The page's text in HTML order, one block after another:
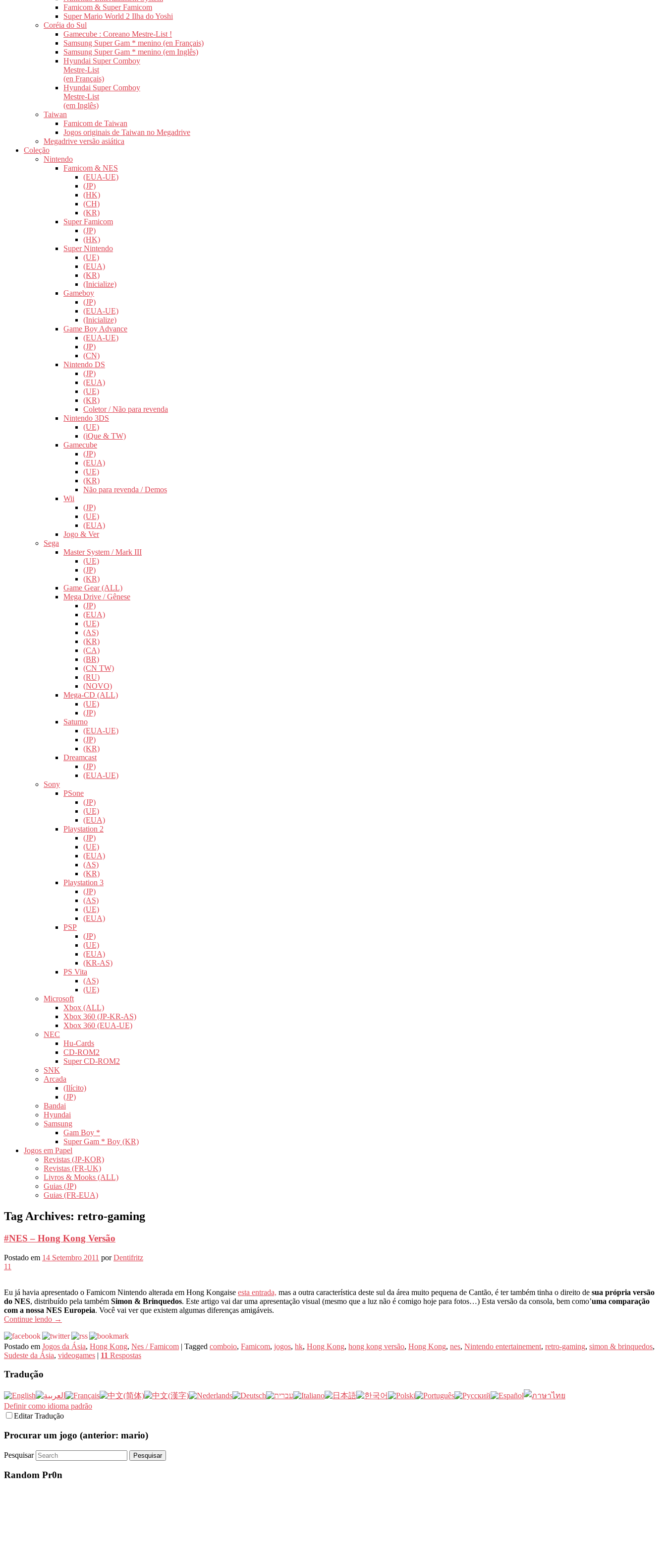
Famicom & Super Famicom
Super Mario World 2 Ilha do Yoshi
Coréia do Sul
Gamecube : Coreano Mestre-List !
Samsung Super Gam * menino (en Français)
Samsung Super Gam * menino (em Inglês)
Hyundai Super Comboy
Mestre-List
(en Français)
Hyundai Super Comboy
Mestre-List
(em Inglês)
Taiwan
Famicom de Taiwan
Jogos originais de Taiwan no Megadrive
Megadrive versão asiática
Coleção
Nintendo
Famicom & NES
(EUA-UE)
(JP)
(HK)
(CH)
(KR)
Super Famicom
(JP)
(HK)
Super Nintendo
(UE)
(EUA)
(KR)
(Inicialize)
Gameboy
(JP)
(EUA-UE)
(Inicialize)
Game Boy Advance
(EUA-UE)
(JP)
(CN)
Nintendo DS
(JP)
(EUA)
(UE)
(KR)
Coletor / Não para revenda
Nintendo 3DS
(UE)
(iQue & TW)
Gamecube
(JP)
(EUA)
(UE)
(KR)
Não para revenda / Demos
Wii
(JP)
(UE)
(EUA)
Jogo & Ver
Sega
Master System / Mark III
(UE)
(JP)
(KR)
Game Gear (ALL)
Mega Drive / Gênese
(JP)
(EUA)
(UE)
(AS)
(KR)
(CA)
(BR)
(CN TW)
(RU)
(NOVO)
Mega-CD (ALL)
(UE)
(JP)
Saturno
(EUA-UE)
(JP)
(KR)
Dreamcast
(JP)
(EUA-UE)
Sony
PSone
(JP)
(UE)
(EUA)
Playstation 2
(JP)
(UE)
(EUA)
(AS)
(KR)
Playstation 3
(JP)
(AS)
(UE)
(EUA)
PSP
(JP)
(UE)
(EUA)
(KR-AS)
PS Vita
(AS)
(UE)
Microsoft
Xbox (ALL)
Xbox 360 (JP-KR-AS)
Xbox 360 (EUA-UE)
NEC
Hu-Cards
CD-ROM2
Super CD-ROM2
SNK
Arcada
(Ilícito)
(JP)
Bandai
Hyundai
Samsung
Gam Boy *
Super Gam * Boy (KR)
Jogos em Papel
Revistas (JP-KOR)
Revistas (FR-UK)
Livros & Mooks (ALL)
Guias (JP)
Guias (FR-EUA)
Tag Archives: retro-gaming
#NES – Hong Kong Versão
Postado em 14 Setembro 2011 porDentifritz
11
Eu já havia apresentado o Famicom Nintendo alterada em Hong Kongaise esta entrada, mas a outra característica deste sul da área muito pequena de Cantão, é ter também tinha o direito de sua própria versão
do NES, distribuído pela também Simon & Brinquedos. Este artigo vai dar uma apresentação visual (mesmo que a luz não é comigo hoje para fotos…) Esta versão da consola, bem como’uma comparação
com a nossa NES Europeia. Você vai ver que existem algumas diferenças amigáveis.
Continue lendo →
Postado em Jogos da Ásia, Hong Kong, Nes / Famicom | Tagged comboio, Famicom, jogos, hk, Hong Kong, hong kong versão, Hong Kong, nes, Nintendo entertainement, retro-gaming, simon & brinquedos,
Sudeste da Ásia, videogames | 11 Respostas
Tradução
Definir como idioma padrão
Editar Tradução
Procurar um jogo (anterior: mario)
Pesquisar
Random Pr0n